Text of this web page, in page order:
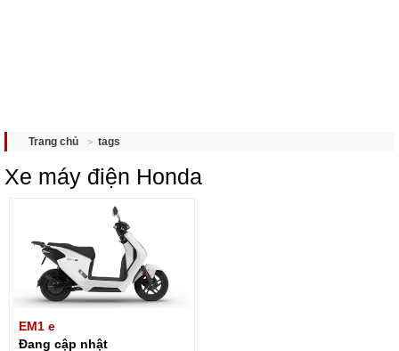
Trang chủ tags
Xe máy điện Honda
EM1 e
Đang cập nhật